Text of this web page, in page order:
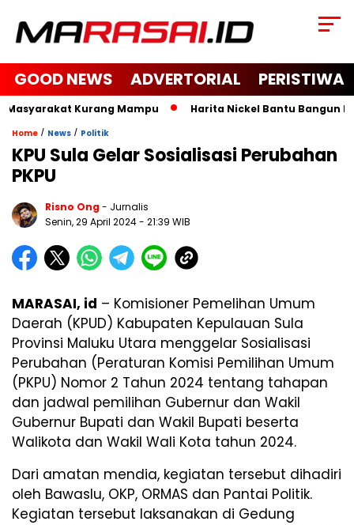
GOOD NEWS ADVERTORIAL PERISTIWA
Kurang Mampu Harita Nickel Bantu Bangun
Home / News / Politik
KPU Sula Gelar Sosialisasi Perubahan
PKPU
Risno Ong- Jurnalis
Senin, 29 April 2024- 21:39 WIB
MARASAI, id – Komisioner Pemelihan Umum
Daerah (KPUD) Kabupaten Kepulauan Sula
Provinsi Maluku Utara menggelar Sosialisasi
Perubahan (Peraturan Komisi Pemilihan Umum
(PKPU) Nomor 2 Tahun 2024 tentang tahapan
dan jadwal pemilihan Gubernur dan Wakil
Gubernur Bupati dan Wakil Bupati beserta
Walikota dan Wakil Wali Kota tahun 2024.
Dari amatan mendia, kegiatan tersebut dihadiri
oleh Bawaslu, OKP, ORMAS dan Pantai Politik.
Kegiatan tersebut laksanakan di Gedung